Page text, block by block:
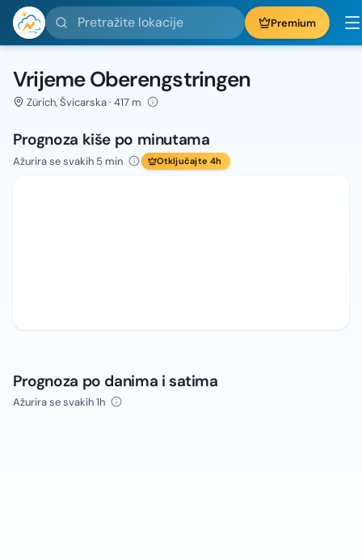
Pretražite lokacije Premium
Vrijeme Oberengstringen
Zürich, Švicarska · 417 m
Prognoza kiše po minutama
Ažurira se svakih 5 min Otključajte 4h
Prognoza po danima i satima
Ažurira se svakih 1h